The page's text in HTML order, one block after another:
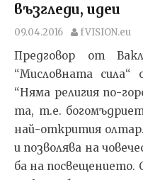
възгледи, идеи
09.04.2016 fVISION.eu
Предговор от
“Мисловната
“Няма религия по-
та, т.е.
най-от­к­ри­тия
и поз­во­ля­ва на
ба на